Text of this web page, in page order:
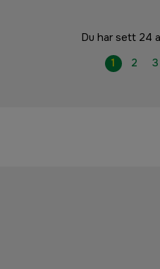
Du har sett 24
1
2 3